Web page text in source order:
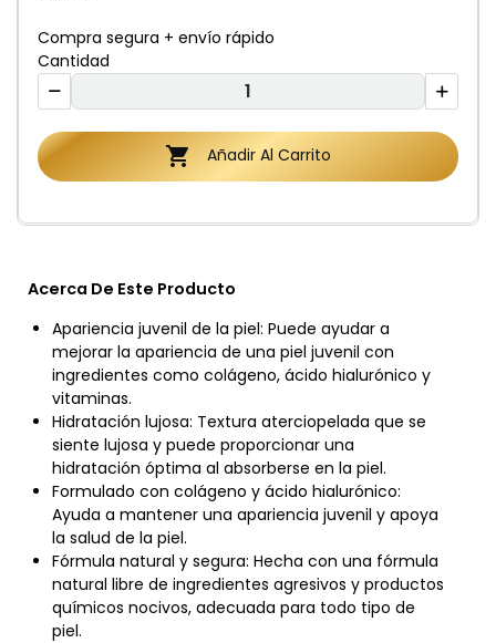
Compra segura + envío rápido
Cantidad
 Añadir Al Carrito
Acerca De Este Producto
Apariencia juvenil de la piel: Puede ayudar a
mejorar la apariencia de una piel juvenil con
ingredientes como colágeno, ácido hialurónico y
vitaminas.
Hidratación lujosa: Textura aterciopelada que se
siente lujosa y puede proporcionar una
hidratación óptima al absorberse en la piel.
Formulado con colágeno y ácido hialurónico:
Ayuda a mantener una apariencia juvenil y apoya
la salud de la piel.
Fórmula natural y segura: Hecha con una fórmula
natural libre de ingredientes agresivos y productos
químicos nocivos, adecuada para todo tipo de
piel.